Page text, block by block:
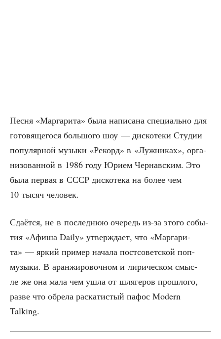
Пес­ня «Мар­га­ри­та» была напи­са­на спе­ци­аль­но для
гото­вя­ще­го­ся боль­шо­го шоу — дис­ко­те­ки Сту­дии
попу­ляр­ной музы­ки «Рекорд» в «Луж­ни­ках», орга­
ни­зо­ван­ной в 1986 году Юри­ем Чер­нав­ским. Это
была пер­вая в СССР дис­ко­те­ка на более чем
10 тысяч человек.
Сда­ёт­ся, не в послед­нюю оче­редь из-за это­го собы­
тия «Афи­ша Daily» утвер­жда­ет, что «Мар­га­ри­
та» — яркий при­мер нача­ла пост­со­вет­ской поп-
музы­ки. В аран­жи­ро­воч­ном и лири­че­ском смыс­
ле же она мала чем ушла от шля­ге­ров про­шло­го,
раз­ве что обре­ла рас­ка­ти­стый пафос Modern
Talking.